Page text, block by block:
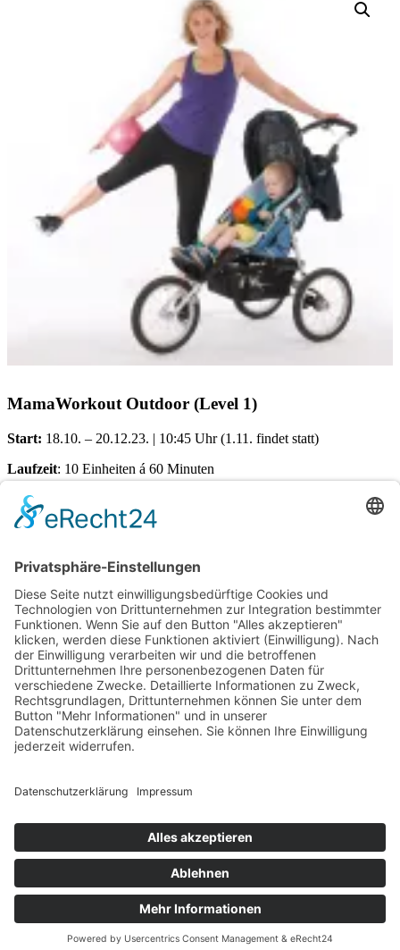
MamaWorkout Outdoor (Level 1)
Start: 18.10. – 20.12.23. | 10:45 Uhr (1.11. findet statt)
Laufzeit: 10 Einheiten á 60 Minuten
Treffpunkt:
Schützenplatz (bei extremen Wetter online via Zoom)
Kosten pro Teilnehmerin:
145,00
Verfügbare Plätze:
Nicht vorrätig
Startseite
Impressum
Datenschutzerklärung
Barrierefreiheitserklärung
Vertrag widerrufen
AGB
Zahlung & Versand
Startseite
Datenschutzerklärung
Barrierefreiheitserklärung
Vertrag widerrufen
Zahlung & Versand
Bauchwärts Paderborn|hello@bauchwaerts-paderborn.de